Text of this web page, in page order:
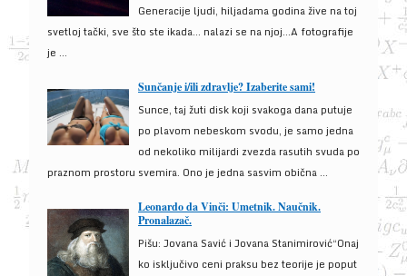
Generacije ljudi, hiljadama godina žive na toj
svetloj tački, sve što ste ikada… nalazi se na njoj…A fotografije
je ...
Sunčanje i/ili zdravlje? Izaberite sami!
Sunce, taj žuti disk koji svakoga dana putuje
po plavom nebeskom svodu, je samo jedna
od nekoliko milijardi zvezda rasutih svuda po
praznom prostoru svemira. Ono je jedna sasvim obična ...
Leonardo da Vinči: Umetnik. Naučnik.
Pronalazač.
Pišu: Jovana Savić i Jovana Stanimirović“Onaj
ko isključivo ceni praksu bez teorije je poput